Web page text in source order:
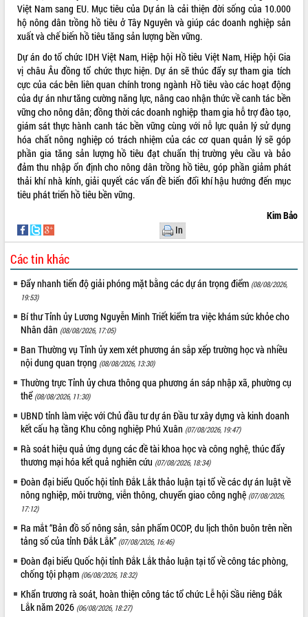
hiện nhiệm vụ quản lý tài sản công
hàng tuần
Tháo gỡ những vướng mắc, đẩy mạnh
công tác cải cách thủ tục hành chính
tại Trung tâm Phục vụ hành chính
công tỉnh
Đắk Lắk: Tôn vinh 46 giải pháp tại Hội
thi Sáng tạo Kỹ thuật 2024 - 2025
Đắk Lắk rà soát, điều chỉnh Đề án 190
về phát triển nuôi trồng thủy sản
Phó Chủ tịch UBND tỉnh Đắk Lắk
Trương Công Thái kiểm tra thực địa
Dự án cao tốc Khánh Hòa - Buôn Ma
Định vị cà phê Việt Nam như một “di
sản sống” trong dòng chảy toàn cầu
Xây dựng nông thôn mới: Nâng cao đời
sống người dân từ những mô hình thiết
thực
Quyết liệt tháo gỡ vướng mắc, đẩy
nhanh tiến độ các dự án trọng điểm
trong Khu kinh tế Nam Phú Yên
Hòn Yến phát triển du lịch gắn với bảo
tồn biển
Đắk Lắk thời kỳ 2021-2030, tầm nhìn
đến năm 2050
Phát động chiến dịch 30 ngày đêm
giải phóng mặt bằng Tuyến đường bộ
ven biển
Đắk Lắk nỗ lực thúc đẩy tăng trưởng
kinh tế từ 10% trở lên trong Quý
II/2026
Đắk Lắk ký kết thỏa thuận hợp tác về
chuyển đổi số giai đoạn 2026 – 2030
với Tập đoàn Bưu chính Viễn thông
Việt Nam
Thứ trưởng Bộ Y tế làm việc với tỉnh
Đắk Lắk về phát triển nhân lực y tế
cho trạm y tế cấp xã
Du lịch Đắk Lắk nâng tầm trải nghiệm
Việt Nam sang EU. Mục tiêu của Dự án là cải thiện đời sống của 10.000
hộ nông dân trồng hồ tiêu ở Tây Nguyên và giúp các doanh nghiệp sản
xuất và chế biến hồ tiêu tăng sản lượng bền vững.
Dự án do tổ chức IDH Việt Nam, Hiệp hội Hồ tiêu Việt Nam, Hiệp hội Gia
vị châu Âu đồng tổ chức thực hiện. Dự án sẽ thúc đẩy sự tham gia tích
cực của các bên liên quan chính trong ngành Hồ tiêu vào các hoạt động
của dự án như tăng cường năng lực, nâng cao nhận thức về canh tác bền
vững cho nông dân; đồng thời các doanh nghiệp tham gia hỗ trợ đào tạo,
giám sát thực hành canh tác bền vững cùng với nỗ lực quản lý sử dụng
hóa chất nông nghiệp có trách nhiệm của các cơ quan quản lý sẽ góp
phần gia tăng sản lượng hồ tiêu đạt chuẩn thị trường yêu cầu và bảo
đảm thu nhập ổn định cho nông dân trồng hồ tiêu, góp phần giảm phát
thải khí nhà kính, giải quyết các vấn đề biến đổi khí hậu hướng đến mục
tiêu phát triển hồ tiêu bền vững.
Kim Bảo
In
Các tin khác
Đẩy nhanh tiến độ giải phóng mặt bằng các dự án trọng điểm (08/08/2026,
19:53)
Bí thư Tỉnh ủy Lương Nguyễn Minh Triết kiểm tra việc khám sức khỏe cho
Nhân dân (08/08/2026, 17:05)
Ban Thường vụ Tỉnh ủy xem xét phương án sắp xếp trường học và nhiều
nội dung quan trọng (08/08/2026, 13:30)
Thường trực Tỉnh ủy chưa thông qua phương án sáp nhập xã, phường cụ
thể (08/08/2026, 11:30)
UBND tỉnh làm việc với Chủ đầu tư dự án Đầu tư xây dựng và kinh doanh
kết cấu hạ tầng Khu công nghiệp Phú Xuân (07/08/2026, 19:47)
Rà soát hiệu quả ứng dụng các đề tài khoa học và công nghệ, thúc đẩy
thương mại hóa kết quả nghiên cứu (07/08/2026, 18:34)
Đoàn đại biểu Quốc hội tỉnh Đắk Lắk thảo luận tại tổ về các dự án luật về
nông nghiệp, môi trường, viễn thông, chuyển giao công nghệ (07/08/2026,
17:12)
Ra mắt “Bản đồ số nông sản, sản phẩm OCOP, du lịch thôn buôn trên nền
tảng số của tỉnh Đắk Lắk” (07/08/2026, 16:46)
Đoàn đại biểu Quốc hội tỉnh Đắk Lắk thảo luận tại tổ về công tác phòng,
chống tội phạm (06/08/2026, 18:32)
Khẩn trương rà soát, hoàn thiện công tác tổ chức Lễ hội Sầu riêng Đắk
Lắk năm 2026 (06/08/2026, 18:27)